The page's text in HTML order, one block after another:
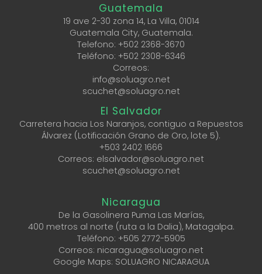
Guatemala
19 ave 2-30 zona 14, La Villa, 01014
Guatemala City, Guatemala.
Telefono: +502 2368-3670
Teléfono: +502 2308-6346
Correos:
info@soluagro.net
scuchet@soluagro.net
El Salvador
Carretera hacia Los Naranjos, contiguo a Repuestos
Álvarez (Lotificación Grano de Oro, lote 5).
+503 2402 1666
Correos: elsalvador@soluagro.net
scuchet@soluagro.net
Nicaragua
De la Gasolinera Puma Las Marías,
400 metros al norte (ruta a la Dalia), Matagalpa.
Teléfono: +505 2772-5905
Correos: nicaragua@soluagro.net
Google Maps: SOLUAGRO NICARAGUA